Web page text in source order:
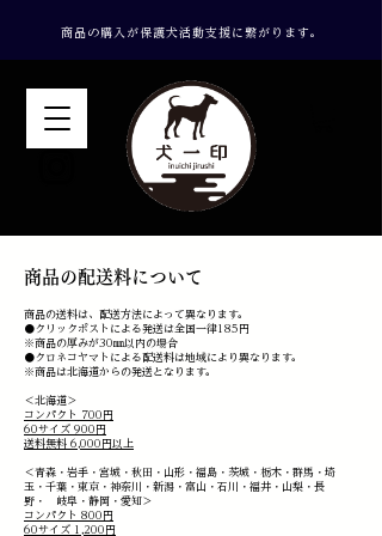
​商品の購入が保護犬活動支援に繋がります。
​商品の配送料について
商品の送料は、配送方法によって異なります。
●クリックポストによる発送は全国一律185円
※商品の厚みが30㎜以内の場合
●クロネコヤマトによる配送料は地域により異なります。
※商品は北海道からの発送となります。
＜北海道＞
コンパクト 700円
60サイズ 900円
送料無料 6,000円以上
＜青森・岩手・宮城・秋田・山形・福島・茨城・栃木・群馬・埼
玉・千葉・東京・神奈川・新潟・富山・石川・福井・山梨・長
野・ 岐阜・静岡・愛知＞
コンパクト 800円
60サイズ 1,200円